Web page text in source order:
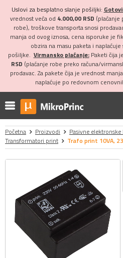
Uslovi za besplatno slanje pošiljki:
vrednost veća od 4.000,00 RSD
robe), troškove transporta snosi
manja od ovog iznosa, cena isporuke je
obzira na masu paketa i
pošiljke. Virmansko plaćanje:Paketi čija
RSD (plaćanje robe preko računa/
prodavac. Za pakete čija je vrednost
naplaćuje po redovnom
Početna Proizvodi Pasivne
Transformatori print
Trafo print 10VA,